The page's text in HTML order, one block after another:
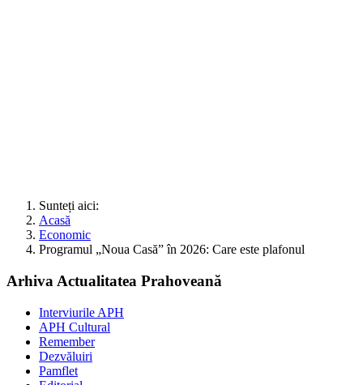
Sunteți aici:
Acasă
Economic
Programul „Noua Casă” în 2026: Care este plafonul
Arhiva Actualitatea Prahoveană
Interviurile APH
APH Cultural
Remember
Dezvăluiri
Pamflet